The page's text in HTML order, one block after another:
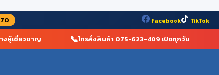
Facebook TikTok
เชี่ยวชาญ โทรสั่งสินค้า 075-623-409 เปิดทุกวัน